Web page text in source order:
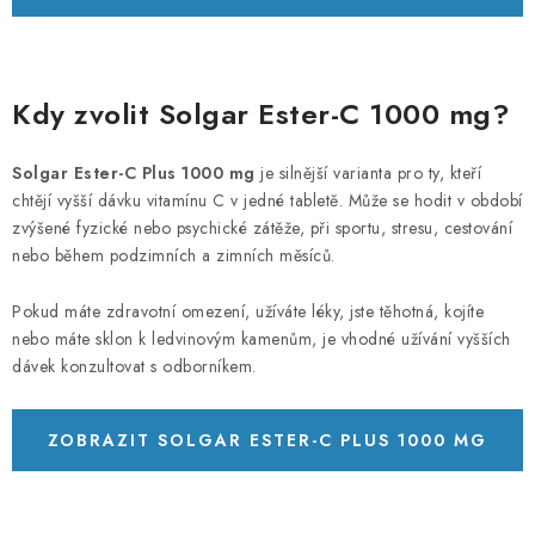
Kdy zvolit Solgar Ester-C 1000 mg?
Solgar Ester-C Plus 1000 mg je silnější varianta pro ty, kteří
chtějí vyšší dávku vitamínu C v jedné tabletě. Může se hodit v období
zvýšené fyzické nebo psychické zátěže, při sportu, stresu, cestování
nebo během podzimních a zimních měsíců.
Pokud máte zdravotní omezení, užíváte léky, jste těhotná, kojíte
nebo máte sklon k ledvinovým kamenům, je vhodné užívání vyšších
dávek konzultovat s odborníkem.
ZOBRAZIT SOLGAR ESTER-C PLUS 1000 MG